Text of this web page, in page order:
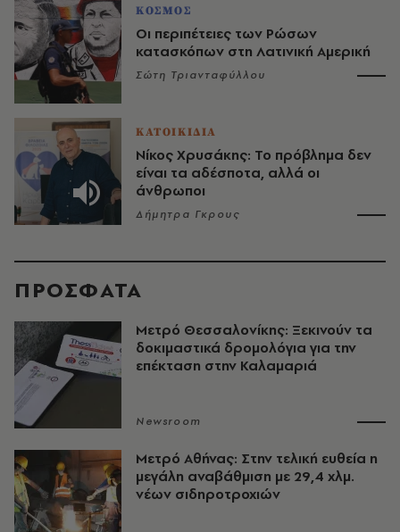
ΚΟΣΜΟΣ
Οι περιπέτειες των Ρώσων
κατασκόπων στη Λατινική Αμερική
Σώτη Τριανταφύλλου
ΚΑΤΟΙΚΙΔΙΑ
Νίκος Χρυσάκης: Το πρόβλημα δεν
είναι τα αδέσποτα, αλλά οι
άνθρωποι
Δήμητρα Γκρους
ΠΡΟΣΦΑΤΑ
Μετρό Θεσσαλονίκης: Ξεκινούν τα
δοκιμαστικά δρομολόγια για την
επέκταση στην Καλαμαριά
Newsroom
Μετρό Αθήνας: Στην τελική ευθεία η
μεγάλη αναβάθμιση με 29,4 χλμ.
νέων σιδηροτροχιών